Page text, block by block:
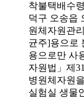
착불택배수
덕구 오송읍
원체자원관
균주]용으로
용으로만 사
자원법」제
병원체자원
실험실 생물